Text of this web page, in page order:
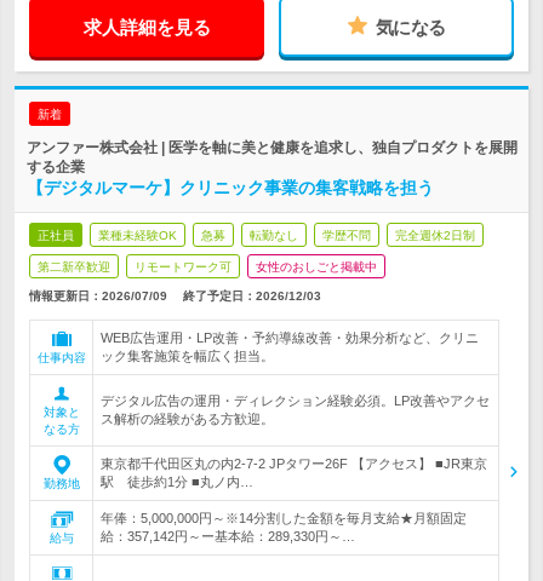
求人詳細を見る 気になる
新着
アンファー株式会社 | 医学を軸に美と健康を追求し、独自プロダクトを展開
する企業
【デジタルマーケ】クリニック事業の集客戦略を担う
正社員 業種未経験OK 急募 転勤なし 学歴不問 完全週休2日制
第二新卒歓迎 リモートワーク可 女性のおしごと掲載中
情報更新日：2026/07/09 終了予定日： 2026/12/03
仕事内容
WEB広告運用・LP改善・予約導線改善・効果分析など、クリニ
ック集客施策を幅広く担当。
対象と
なる方
デジタル広告の運用・ディレクション経験必須。LP改善やアクセ
ス解析の経験がある方歓迎。
勤務地
東京都千代田区丸の内2-7-2 JPタワー26F 【アクセス】 ■JR東京
駅 徒歩約1分 ■丸ノ内…
給与
年俸：5,000,000円～※14分割した金額を毎月支給★月額固定
給：357,142円～ー基本給：289,330円～…